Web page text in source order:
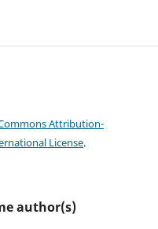
Attribution-
License.
author(s)